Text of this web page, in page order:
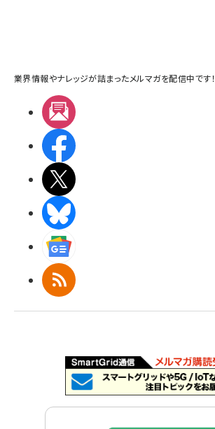
業界情報やナレッジが詰まったメルマガを配信中です！
RSS